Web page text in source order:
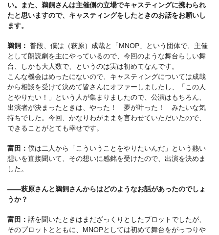
い。また、鵜飼さんは主催側の立場でキャスティングに携わられ
たと思いますので、キャスティングをしたときのお話をお願いし
ます。
鵜飼： 普段、僕は（萩原）成哉と「MNOP」という団体で、主催
として朗読劇を主にやっているので、今回のような舞台らしい舞
台、しかも大人数で、というのは実は初めてなんです。
こんな機会はめったにないので、キャスティングについては成哉
から相談を受けて決めて皆さんにオファーしましたし、「この人
とやりたい！」という人が集まりましたので、公演はもちろん、
出演者が決まったときは、やった！ 夢が叶った！ みたいな気
持ちでした。今回、かなりわがままを言わせていただいたので、
できることがとても幸せです。
富田： 僕は二人から「こういうことをやりたいんだ」という熱い
想いを直接聞いて、その想いに感銘を受けたので、出演を決めま
した。
――萩原さんと鵜飼さんからはどのようなお話があったのでしょ
うか？
富田： 話を聞いたときはまだざっくりとしたプロットでしたが、
そのプロットとともに、MNOPとしては初めて舞台をがっつりや